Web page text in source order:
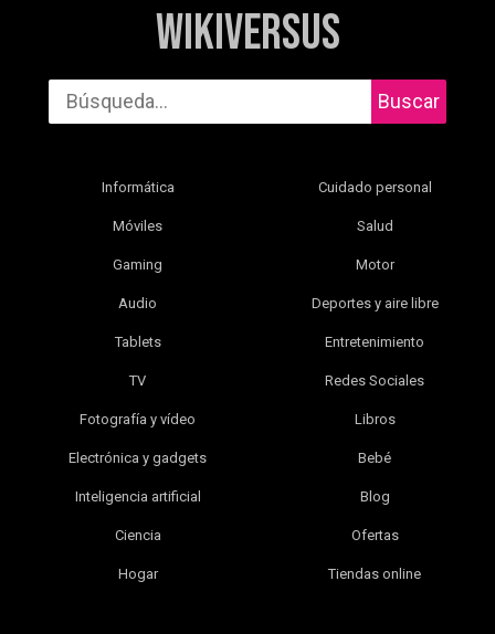
WikiVersus
Buscar
Informática
Móviles
Gaming
Audio
Tablets
TV
Fotografía y vídeo
Electrónica y gadgets
Inteligencia artificial
Ciencia
Hogar
Cuidado personal
Salud
Motor
Deportes y aire libre
Entretenimiento
Redes Sociales
Libros
Bebé
Blog
Ofertas
Tiendas online